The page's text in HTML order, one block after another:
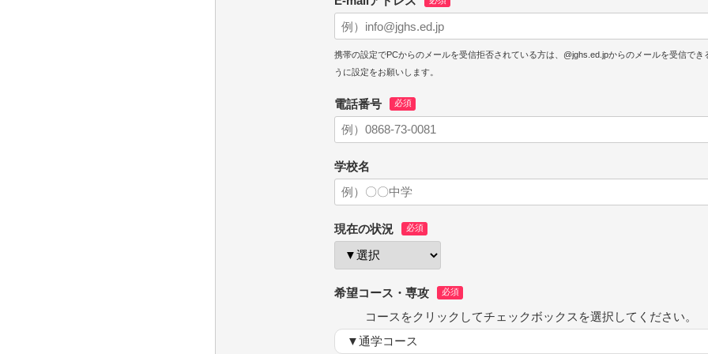
携帯の設定でPCからのメールを受信拒否されている方は、@jghs.ed.jpからのメールを受信でき
うに設定をお願いします。
電話番号
学校名
現在の状況
希望コース・専攻
コースをクリックしてチェックボックスを選択してください。
▼通学コース